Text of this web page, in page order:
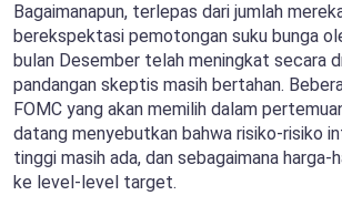
Bagaimanapun, terlepas dari jumlah
berekspektasi pemotongan suku bunga
bulan Desember telah meningkat secara
pandangan skeptis masih bertahan.
FOMC yang akan memilih dalam
datang menyebutkan bahwa risiko-risiko
tinggi masih ada, dan sebagaimana harga-
ke level-level target.